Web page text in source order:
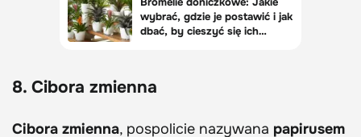
8. Cibora zmienna
Cibora zmienna, pospolicie nazywana papirusem